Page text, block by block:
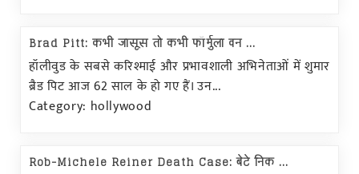
Brad Pitt: कभी जासूस तो कभी फॉर्मुला वन ...
हॉलीवुड के सबसे करिश्माई और प्रभावशाली अभिनेताओं में शुमार
ब्रैड पिट आज 62 साल के हो गए हैं। उन...
Category: hollywood
Rob-Michele Reiner Death Case: बेटे निक ...